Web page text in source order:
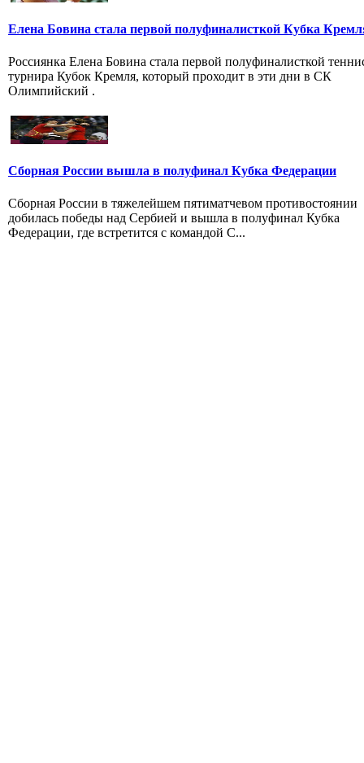
Елена Бовина стала первой полуфиналисткой Кубка
Россиянка Елена Бовина стала первой полуфиналисткой
турнира Кубок Кремля, который проходит в эти дни в СК
Олимпийский .
Сборная России вышла в полуфинал Кубка Федерации
Сборная России в тяжелейшем пятиматчевом противостоянии
добилась победы над Сербией и вышла в полуфинал Кубка
Федерации, где встретится с командой С...